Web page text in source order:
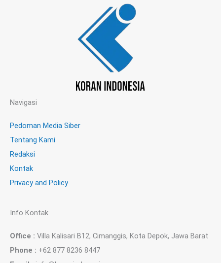
Navigasi
Pedoman Media Siber
Tentang Kami
Redaksi
Kontak
Privacy and Policy
Info Kontak
Office : Villa Kalisari B12, Cimanggis, Kota Depok, Jawa Barat
Phone : +62 877 8236 8447